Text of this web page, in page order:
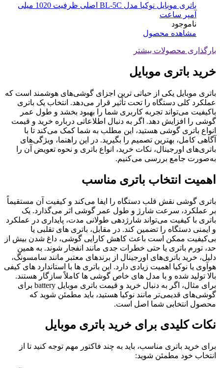
باتری موبایل نوکیا مدل BL-5C اصلی ظرفیت 1020 میلی
آمپر ساعت
ناموجود
مشاهده محصول
بارگذاری محصولات بیشتر
خرید باتری موبایل
باتری موبایل یکی از حیاتی‌ ترین اجزای گوشی‌های هوشمند است که
عملکرد کلی دستگاه را تحت تأثیر قرار می‌دهد. انتخاب یک باتری
باکیفیت می‌تواند تجربه کاربری شما را بهبود بخشد و طول عمر
گوشی را افزایش دهد. اگر به دنبال اطلاعاتی درباره خرید و قیمت
انواع باتری گوشی هستید، این مطلب به شما کمک می‌کند تا با
آگاهی کامل، بهترین تصمیم را بگیرید. در این راهنما، ویژگی‌های
باتری‌های اورجینال، نکات خرید، انواع باتری و نحوه تعویض آن را
به‌صورت جامع بررسی می‌کنیم.
اهمیت انتخاب باتری مناسب
باتری گوشی نقش قلب دستگاه را ایفا می‌کند و کیفیت آن مستقیماً
بر عملکرد، سرعت شارژ و طول عمر گوشی اثر می‌گذارد. یک
باتری با کیفیت می‌تواند شارژدهی طولانی‌ مدت، پایداری در عملکرد
و ایمنی دستگاه را تضمین کند. در مقابل، باتری‌ های تقلبی یا
بی‌کیفیت ممکن است باعث کاهش کارایی گوشی، داغ شدن بیش از
حد، تورم باتری یا حتی خطرات جدی مانند انفجار شوند. به همین
دلیل، خرید باتری‌های اورجینال از برندهای معتبر مانند سامسونگ،
هوآوی یا نوکیا اهمیت زیادی دارد. این باتری‌ ها با استاندارد های کیفی
بالا تولید شده و با مدل‌ های خاص گوشی‌ ها کاملاً سازگار هستند.
برای مثال، اگر به دنبال خرید و قیمت باتری موبایل battery برای
گوشی‌های قدیمی‌تر مانند نوکیا هستید، باید مطمئن شوید که
محصول انتخابی شما اصل است.
نکات کلیدی برای خرید باتری موبایل
برای خرید باتری مناسب، باید به چند فاکتور مهم توجه کنید تا از
انتخاب خود مطمئن شوید: